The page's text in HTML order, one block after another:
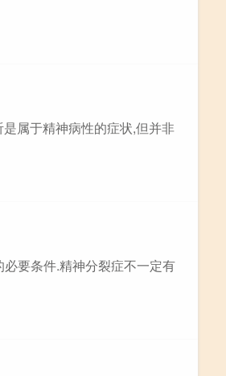
属于精神病性的症状,但并非
要条件.精神分裂症不一定有